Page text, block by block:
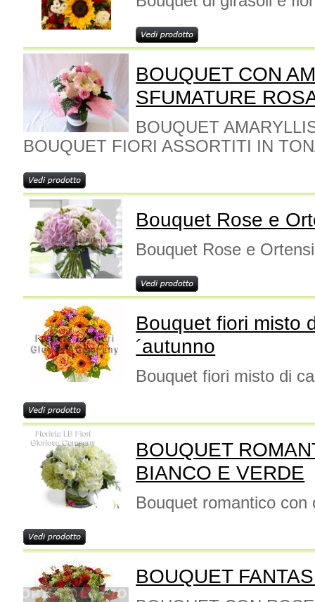
BOUQUET CON
SFUMATURE
BOUQUET
BOUQUET FIORI ASSORTITI IN
Bouquet Rose e
Bouquet Rose e
Bouquet fiori misto
´autunno
Bouquet fiori misto di
BOUQUET
BIANCO E VERDE
Bouquet romantico
BOUQUET